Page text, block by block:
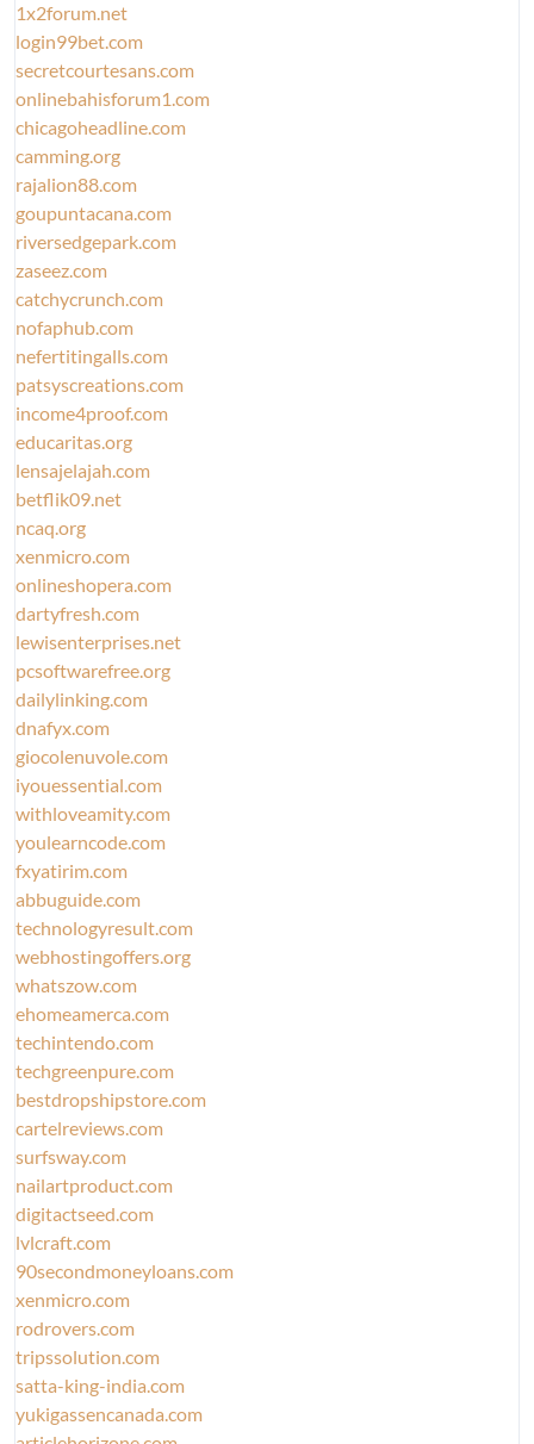
1x2forum.net
login99bet.com
secretcourtesans.com
onlinebahisforum1.com
chicagoheadline.com
camming.org
rajalion88.com
goupuntacana.com
riversedgepark.com
zaseez.com
catchycrunch.com
nofaphub.com
nefertitingalls.com
patsyscreations.com
income4proof.com
educaritas.org
lensajelajah.com
betflik09.net
ncaq.org
xenmicro.com
onlineshopera.com
dartyfresh.com
lewisenterprises.net
pcsoftwarefree.org
dailylinking.com
dnafyx.com
giocolenuvole.com
iyouessential.com
withloveamity.com
youlearncode.com
fxyatirim.com
abbuguide.com
technologyresult.com
webhostingoffers.org
whatszow.com
ehomeamerca.com
techintendo.com
techgreenpure.com
bestdropshipstore.com
cartelreviews.com
surfsway.com
nailartproduct.com
digitactseed.com
lvlcraft.com
90secondmoneyloans.com
xenmicro.com
rodrovers.com
tripssolution.com
satta-king-india.com
yukigassencanada.com